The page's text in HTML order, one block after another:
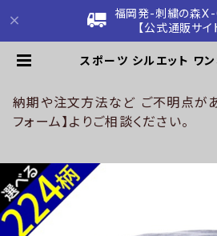
福岡発-刺繍の森
【公式通販サイト
スポーツ シルエット ワ
メント加工 手洗い可 雑
社ブランド 卒業 記念品
ッカー バスケ テニス 誕
納期や注文方法など ご不明点が
フォーム】よりご相談ください。